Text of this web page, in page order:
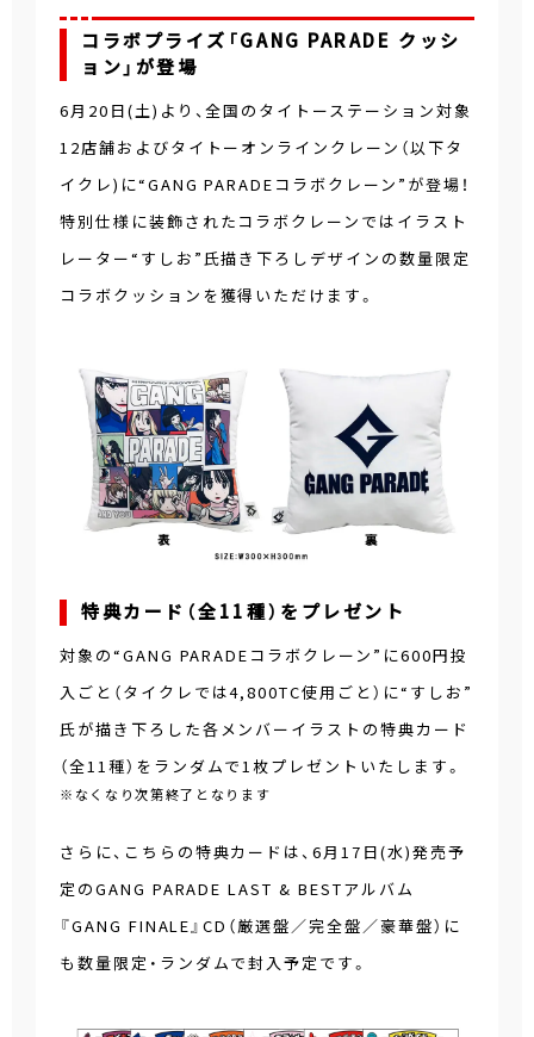
コラボプライズ「GANG PARADE クッシ
ョン」が登場
6月20日(土)より、全国のタイトーステーション対象
12店舗およびタイトーオンラインクレーン（以下タ
イクレ)に“GANG PARADEコラボクレーン”が登場！
特別仕様に装飾されたコラボクレーンではイラスト
レーター“すしお”氏描き下ろしデザインの数量限定
コラボクッションを獲得いただけます。
特典カード（全11種）をプレゼント
対象の“GANG PARADEコラボクレーン”に600円投
入ごと（タイクレでは4,800TC使用ごと）に“すしお”
氏が描き下ろした各メンバーイラストの特典カード
（全11種）をランダムで1枚プレゼントいたします。
※なくなり次第終了となります
さらに、こちらの特典カードは、6月17日(水)発売予
定のGANG PARADE LAST & BESTアルバム
『GANG FINALE』CD（厳選盤／完全盤／豪華盤）に
も数量限定・ランダムで封入予定です。